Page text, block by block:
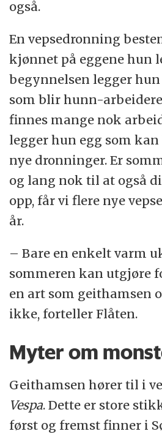
også.
En vepsedronning
kjønnet på eggene hun
begynnelsen legger
som blir hunn-
finnes mange nok
legger hun egg som
nye dronninger. Er
og lang nok til at også
opp, får vi flere nye
år.
– Bare en enkelt varm
sommeren kan utgjøre
en art som geithamsen
ikke, forteller Flåten.
Myter om
Geithamsen hører til i
Vespa. Dette er store
først og fremst finner i